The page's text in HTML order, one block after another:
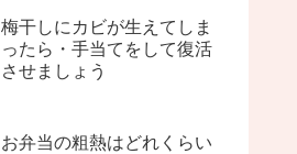
梅干しにカビが生えてしま
ったら・手当てをして復活
させましょう
お弁当の粗熱はどれくらい